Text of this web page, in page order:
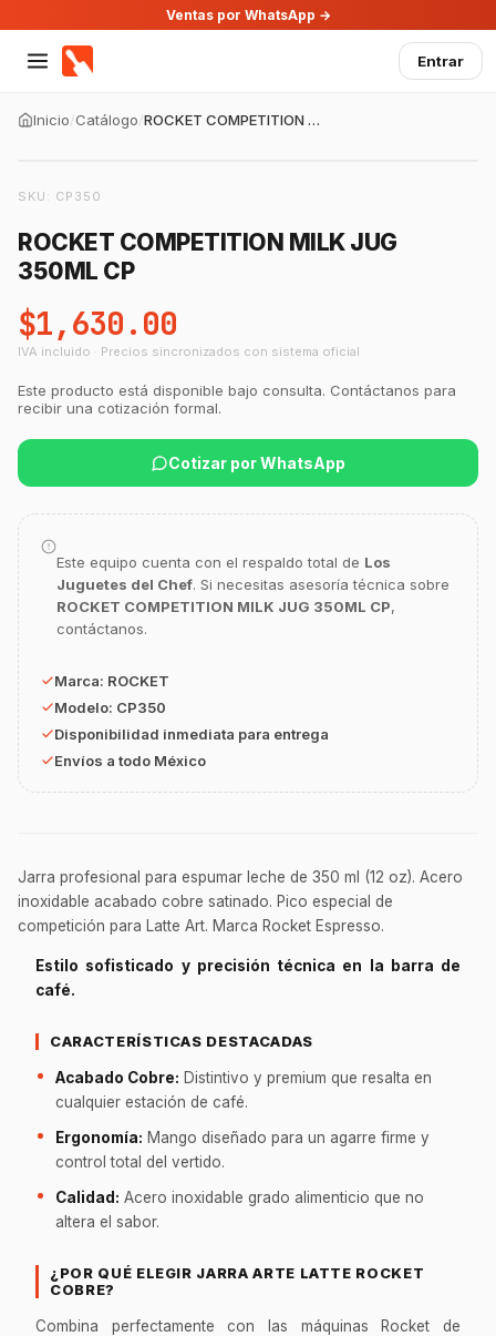
Ventas por WhatsApp →
Entrar
Inicio/Catálogo/ ROCKET COMPETITION MILK JUG 350ML CP
SKU: CP350
ROCKET COMPETITION MILK JUG
350ML CP
$1,630.00
IVA incluido · Precios sincronizados con sistema oficial
Este producto está disponible bajo consulta. Contáctanos para
recibir una cotización formal.
Cotizar por WhatsApp
Este equipo cuenta con el respaldo total de Los
Juguetes del Chef. Si necesitas asesoría técnica sobre
ROCKET COMPETITION MILK JUG 350ML CP,
contáctanos.
Marca: ROCKET
Modelo: CP350
Disponibilidad inmediata para entrega
Envíos a todo México
Jarra profesional para espumar leche de 350 ml (12 oz). Acero
inoxidable acabado cobre satinado. Pico especial de
competición para Latte Art. Marca Rocket Espresso.
Estilo sofisticado y precisión técnica en la barra de
café.
CARACTERÍSTICAS DESTACADAS
Acabado Cobre: Distintivo y premium que resalta en
cualquier estación de café.
Ergonomía: Mango diseñado para un agarre firme y
control total del vertido.
Calidad: Acero inoxidable grado alimenticio que no
altera el sabor.
¿POR QUÉ ELEGIR JARRA ARTE LATTE ROCKET
COBRE?
Combina perfectamente con las máquinas Rocket de
Asesor Chef Online
¡Hola Chef! 🍳 Soy GastroBot, tu asesor
¿En qué te puedo apoyar hoy con tu
Ver uniformes y filipinas
Métodos de envío y entrega